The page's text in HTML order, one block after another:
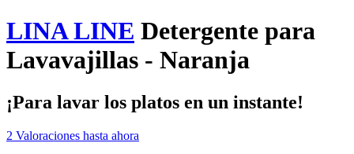
LINA LINE Detergente para
Lavavajillas - Naranja
¡Para lavar los platos en un instante!
2 Valoraciones hasta ahora